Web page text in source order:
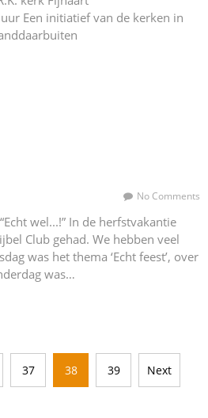
initiatief van de kerken in
No Comments
wel...!” In de herfstvakantie
Club gehad. We hebben veel
was het thema ‘Echt feest’, over
was…
37 38 39 Next